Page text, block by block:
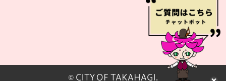
© CITY OF TAKAHAGI.